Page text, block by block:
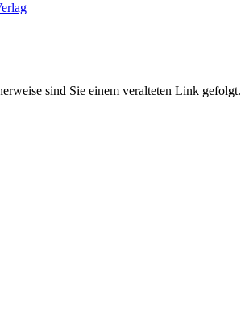
sind Sie einem veralteten Link gefolgt.